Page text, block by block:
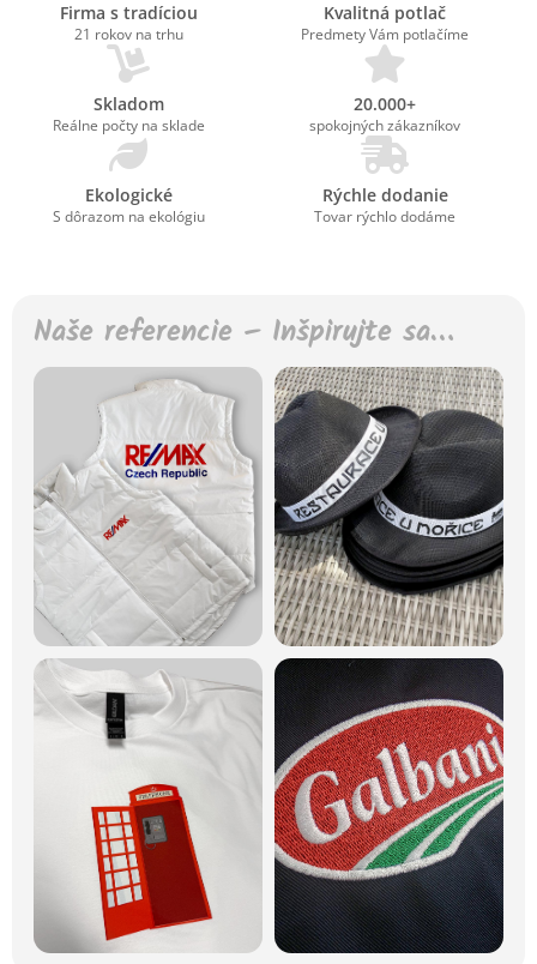
Firma s tradíciou
21 rokov na trhu
Kvalitná potlač
Predmety Vám potlačíme
Skladom
Reálne počty na sklade
20.000+
spokojných zákazníkov
Ekologické
S dôrazom na ekológiu
Rýchle dodanie
Tovar rýchlo dodáme
Naše referencie – Inšpirujte sa…